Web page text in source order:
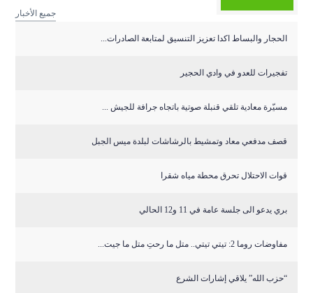
جميع الأخبار
الحجار والبساط اكدا تعزيز التنسيق لمتابعة الصادرات...
تفجيرات للعدو في وادي الحجير
مسيّرة معادية تلقي قنبلة صوتية باتجاه جرافة للجيش ...
قصف مدفعي معاد وتمشيط بالرشاشات لبلدة ميس الجبل
قوات الاحتلال تحرق محطة مياه شقرا
بري يدعو الى جلسة عامة في 11 و12 الحالي
مفاوضات روما 2: تيتي تيتي.. متل ما رحتِ متل ما جيت...
“حزب الله” يلاقي إشارات الشرع